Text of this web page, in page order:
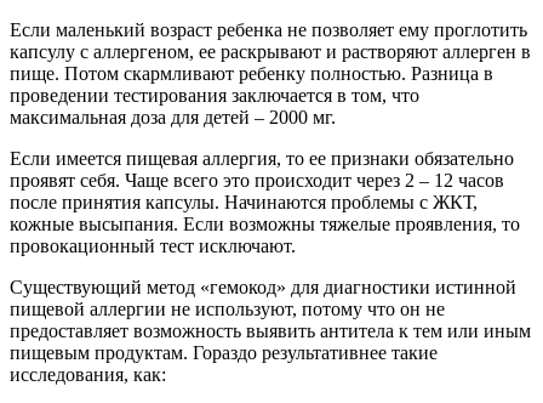
Если маленький возраст ребенка не позволяет ему проглотить
капсулу с аллергеном, ее раскрывают и растворяют аллерген в
пище. Потом скармливают ребенку полностью. Разница в
проведении тестирования заключается в том, что
максимальная доза для детей – 2000 мг.
Если имеется пищевая аллергия, то ее признаки обязательно
проявят себя. Чаще всего это происходит через 2 – 12 часов
после принятия капсулы. Начинаются проблемы с ЖКТ,
кожные высыпания. Если возможны тяжелые проявления, то
провокационный тест исключают.
Существующий метод «гемокод» для диагностики истинной
пищевой аллергии не используют, потому что он не
предоставляет возможность выявить антитела к тем или иным
пищевым продуктам. Гораздо результативнее такие
исследования, как: